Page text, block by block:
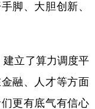
脚、大胆创新、
立了算力调度平
融、人才等方面
更有底气有信心